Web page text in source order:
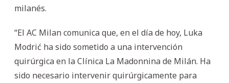
milanés.
“El AC Milan comunica que, en el día de hoy, Luka
Modrić ha sido sometido a una intervención
quirúrgica en la Clínica La Madonnina de Milán. Ha
sido necesario intervenir quirúrgicamente para